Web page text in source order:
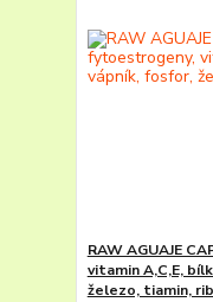
RAW AGUAJE
vitamin A,C,E,
železo, tiamin,